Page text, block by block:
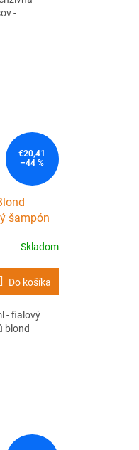
-
€20,41
–44 %
šampón
Skladom
Do košíka
- fialový
blond